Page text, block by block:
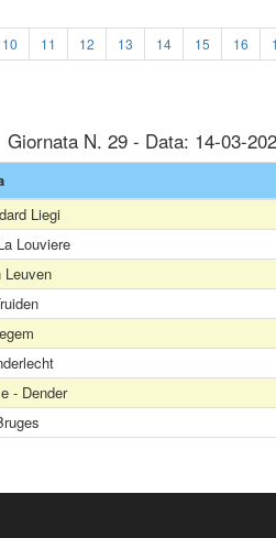
10 11 12 13 14 15 16
Giornata N. 29 - Data: 14-03-
Liegi
Louviere
Leuven
- Dender